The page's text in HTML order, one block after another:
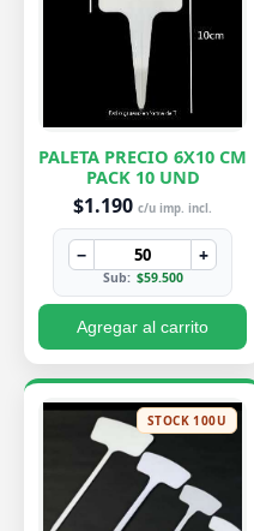
PALETA PRECIO 6X10 CM
PACK 10 UND
$1.190 c/u imp. incl.
− +
Sub: $59.500
Agregar al carrito
STOCK 100U